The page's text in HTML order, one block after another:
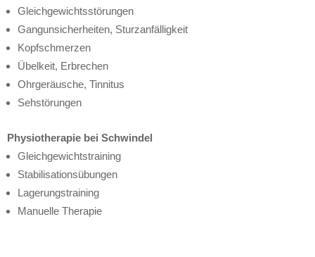
Gleichgewichtsstörungen
Gangunsicherheiten, Sturzanfälligkeit
Kopfschmerzen
Übelkeit, Erbrechen
Ohrgeräusche, Tinnitus
Sehstörungen
Physiotherapie bei Schwindel
Gleichgewichtstraining
Stabilisationsübungen
Lagerungstraining
Manuelle Therapie